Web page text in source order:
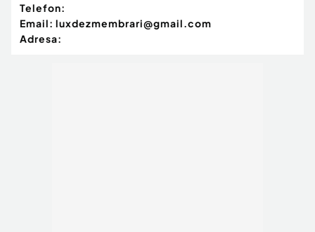
Telefon:
Email: luxdezmembrari@gmail.com
Adresa: